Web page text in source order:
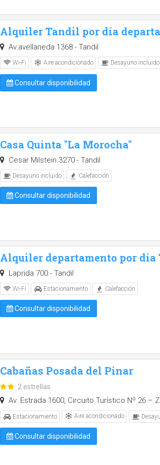
Alquiler Tandil por día
Av.avellaneda 1368 - Tandil
Wi-Fi Aire acondicionado Desayuno incluido
Consultar disponibilidad
Casa Quinta "La Morocha"
Cesar Milstein 3270 - Tandil
Desayuno incluido Calefacción
Consultar disponibilidad
Alquiler departamento por dia
Laprida 700 - Tandil
Wi-Fi Estacionamiento Calefacción
Consultar disponibilidad
Cabañas Posada del Pinar
2 estrellas
Av. Estrada 1600, Circuito Turístico Nº 26 –
Estacionamiento Aire acondicionado
Consultar disponibilidad